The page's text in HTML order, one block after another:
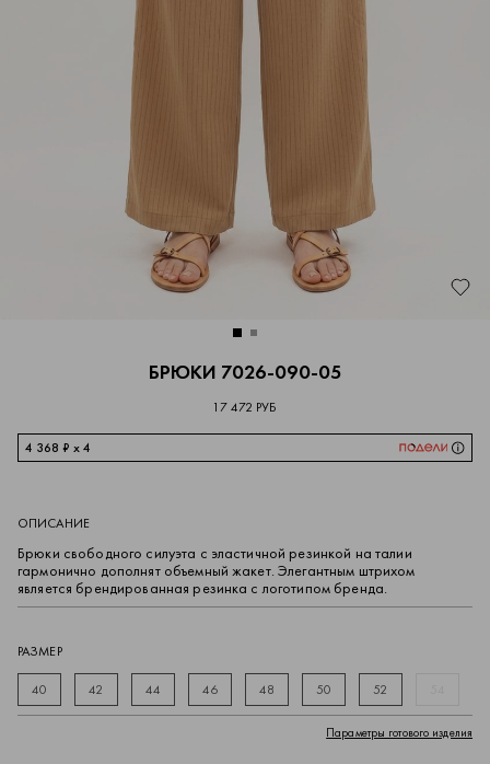
БРЮКИ 7026-090-05
17 472 РУБ
4 368 ₽ x 4
ОПИСАНИЕ
Брюки свободного силуэта с эластичной резинкой на талии
гармонично дополнят объемный жакет. Элегантным штрихом
является брендированная резинка с логотипом бренда.
РАЗМЕР
40 42 44 46 48 50 52
Параметры готового изделия